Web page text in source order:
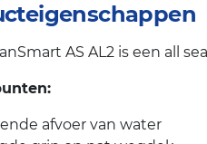
AS AL2 is een all
afvoer van water